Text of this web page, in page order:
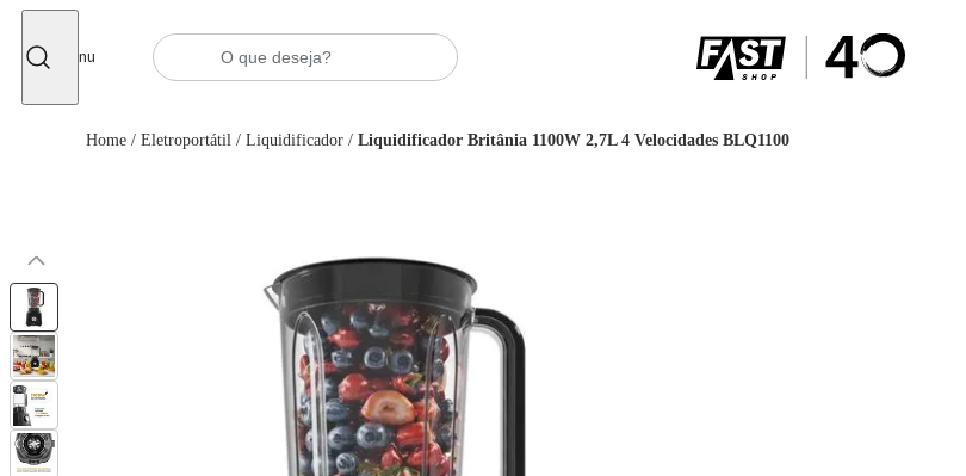
Menu
Home / Eletroportátil / Liquidificador / Liquidificador Britânia 1100W 2,7L 4 Velocidades BLQ1100